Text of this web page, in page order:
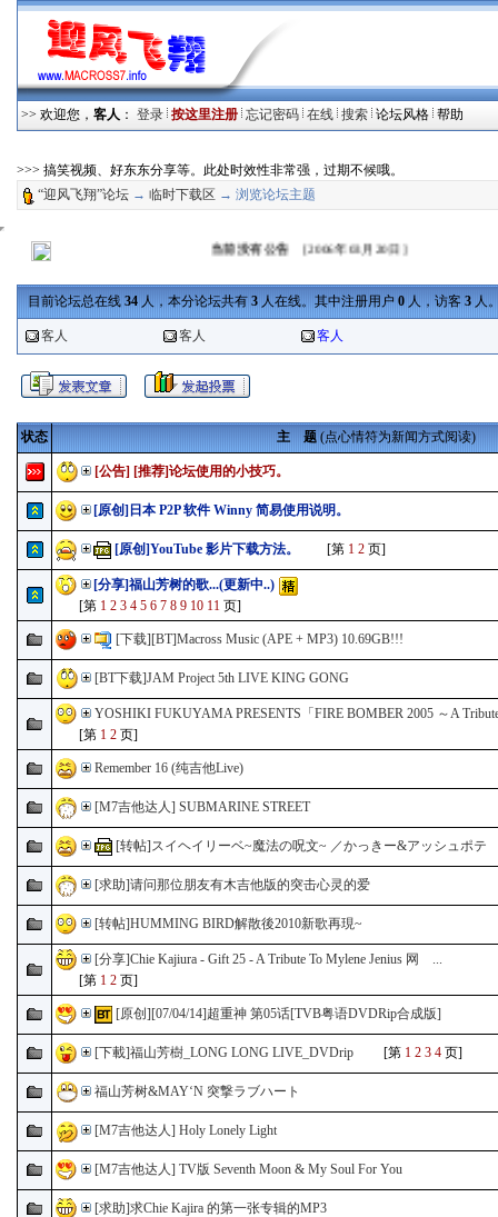
>> 欢迎您， 客人 ： 登录 按这里注册 忘记密码 在线 搜索 论坛风格 帮助
>>> 搞笑视频、好东东分享等。此处时效性非常强，过期不候哦。
“迎风飞翔”论坛 → 临时下载区 → 浏览论坛主题
当前没有公告[2006年03月20日]
目前论坛总在线 34 人，本分论坛共有 3 人在线。其中注册用户 0 人，访客 3 人
客人 客人 客人
状态 主 题 (点心情符为新闻方式阅读)
[公告] [推荐]论坛使用的小技巧。
[原创]日本 P2P 软件 Winny 简易使用说明。
[原创]YouTube 影片下载方法。 [第 1 2 页]
[分享]福山芳树的歌...(更新中..)
[第 1 2 3 4 5 6 7 8 9 10 11 页]
[下载][BT]Macross Music (APE + MP3) 10.69GB!!!
[BT下载]JAM Project 5th LIVE KING GONG
YOSHIKI FUKUYAMA PRESENTS「FIRE BOMBER 2005 ～A
[第 1 2 页]
Remember 16 (纯吉他Live)
[M7吉他达人] SUBMARINE STREET
[转帖]スイヘイリーベ~魔法の呪文~ ／かっきー&アッシュポテ
[求助]请问那位朋友有木吉他版的突击心灵的爱
[转帖]HUMMING BIRD解散後2010新歌再現~
[分享]Chie Kajiura - Gift 25 - A Tribute To Mylene Jenius 网 ...
[第 1 2 页]
[原创][07/04/14]超重神 第05话[TVB粤语DVDRip合成版]
[下載]福山芳樹_LONG LONG LIVE_DVDrip [第 1 2 3 4 页]
福山芳树&MAY‘N 突撃ラブハート
[M7吉他达人] Holy Lonely Light
[M7吉他达人] TV版 Seventh Moon & My Soul For You
[求助]求Chie Kajira 的第一张专辑的MP3